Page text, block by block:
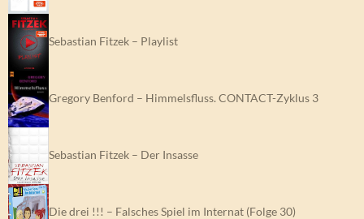
Sebastian Fitzek – Playlist
Gregory Benford – Himmelsfluss. CONTACT-Zyklus 3
Sebastian Fitzek – Der Insasse
Die drei !!! – Falsches Spiel im Internat (Folge 30)